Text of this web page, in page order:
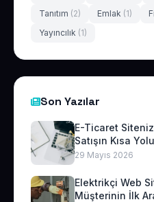
Tanıtım (2) Emlak (1)
Yayıncılık (1)
Son Yazılar
E-Ticaret
Satışın Kısa Yolu
29 Mayıs 2026
Elektrikçi Web
Müşterinin İlk